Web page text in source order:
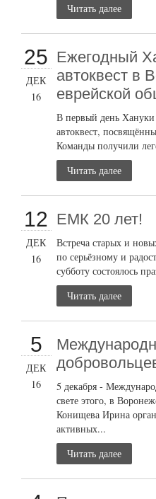
Читать далее
25
ДЕК
16
Ежегодный
автоквест в
еврейской
В первый день
автоквест,
Команды получили
Читать далее
12
ДЕК
16
ЕМК 20 лет!
Встреча старых и
по серьёзному и
субботу состоялось
Читать далее
5
ДЕК
16
5 декабря -
свете этого, в
Конищева Ирина
активных...
Читать далее